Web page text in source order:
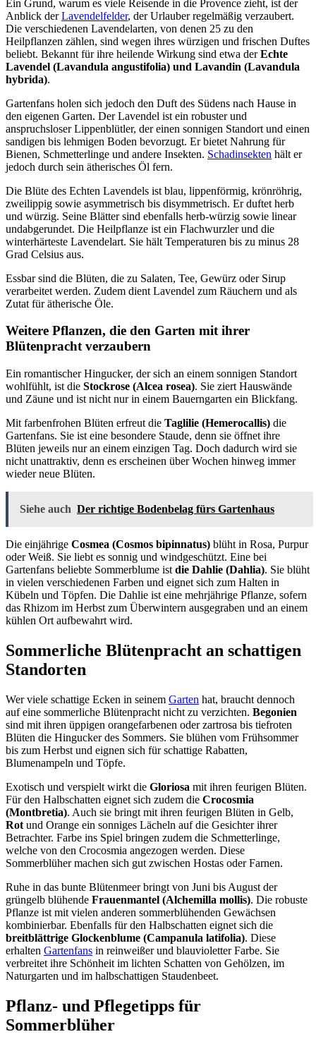
Ein Grund, warum es viele Reisende in die Provence zieht, ist der
Anblick derLavendelfelder, der Urlauber regelmäßig verzaubert.
Die verschiedenen Lavendelarten, von denen 25 zu den
Heilpflanzen zählen, sind wegen ihres würzigen und frischen Duftes
beliebt. Bekannt für ihre heilende Wirkung sind etwa derEchte
Lavendel (Lavandula angustifolia) und Lavandin (Lavandula
hybrida).
Gartenfans holen sich jedoch den Duft des Südens nach Hause in
den eigenen Garten. Der Lavendel ist ein robuster und
anspruchsloser Lippenblütler, der einen sonnigen Standort und einen
sandigen bis lehmigen Boden bevorzugt. Er bietet Nahrung für
Bienen, Schmetterlinge und andere Insekten. Schadinsekten hält er
jedoch durch sein ätherisches Öl fern.
Die Blüte des Echten Lavendels ist blau, lippenförmig, krönröhrig,
zweilippig sowie asymmetrisch bis disymmetrisch. Er duftet herb
und würzig. Seine Blätter sind ebenfalls herb-würzig sowie linear
undabgerundet. Die Heilpflanze ist ein Flachwurzler und die
winterhärteste Lavendelart. Sie hält Temperaturen bis zu minus 28
Grad Celsius aus.
Essbar sind die Blüten, die zu Salaten, Tee, Gewürz oder Sirup
verarbeitet werden. Zudem dient Lavendel zum Räuchern und als
Zutat für ätherische Öle.
Weitere Pflanzen, die den Garten mit ihrer
Blütenpracht verzaubern
Ein romantischer Hingucker, der sich an einem sonnigen Standort
wohlfühlt, ist die Stockrose (Alcea rosea). Sie ziert Hauswände
und Zäune und ist nicht nur in einem Bauerngarten ein Blickfang.
Mit farbenfrohen Blüten erfreut die Taglilie (Hemerocallis) die
Gartenfans. Sie ist eine besondere Staude, denn sie öffnet ihre
Blüten jeweils nur an einem einzigen Tag. Doch dadurch wird sie
nicht unattraktiv, denn es erscheinen über Wochen hinweg immer
wieder neue Blüten.
Siehe auch Der richtige Bodenbelag fürs Gartenhaus
Die einjährige Cosmea (Cosmos bipinnatus) blüht in Rosa, Purpur
oder Weiß. Sie liebt es sonnig und windgeschützt. Eine bei
Gartenfans beliebte Sommerblume ist die Dahlie (Dahlia). Sie blüht
in vielen verschiedenen Farben und eignet sich zum Halten in
Kübeln und Töpfen. Die Dahlie ist eine mehrjährige Pflanze, sofern
das Rhizom im Herbst zum Überwintern ausgegraben und an einem
kühlen Ort aufbewahrt wird.
Sommerliche Blütenpracht an schattigen
Standorten
Wer viele schattige Ecken in seinem Garten hat, braucht dennoch
auf eine sommerliche Blütenpracht nicht zu verzichten. Begonien
sind mit ihren üppigen orangefarbenen oder zartrosa bis tiefroten
Blüten die Hingucker des Sommers. Sie blühen vom Frühsommer
bis zum Herbst und eignen sich für schattige Rabatten,
Blumenampeln und Töpfe.
Exotisch und verspielt wirkt die Gloriosa mit ihren feurigen Blüten.
Für den Halbschatten eignet sich zudem die Crocosmia
(Montbretia). Auch sie bringt mit ihren feurigen Blüten in Gelb,
Rot und Orange ein sonniges Lächeln auf die Gesichter ihrer
Betrachter. Farbe ins Spiel bringen zudem die Schmetterlinge,
welche von den Crocosmia angezogen werden. Diese
Sommerblüher machen sich gut zwischen Hostas oder Farnen.
Ruhe in das bunte Blütenmeer bringt von Juni bis August der
grüngelb blühende Frauenmantel (Alchemilla mollis). Die robuste
Pflanze ist mit vielen anderen sommerblühenden Gewächsen
kombinierbar. Ebenfalls für den Halbschatten eignet sich die
breitblättrige Glockenblume (Campanula latifolia). Diese
erhalten Gartenfans in reinweißer und blauvioletter Farbe. Sie
verbreitet ihre Schönheit im lichten Schatten von Gehölzen, im
Naturgarten und im halbschattigen Staudenbeet.
Pflanz- und Pflegetipps für
Sommerblüher